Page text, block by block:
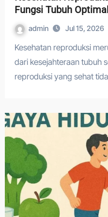
Fungsi Tubuh Optimal
admin Jul 15, 2026
Kesehatan reproduksi merupakan bagian penting
dari kesejahteraan tubuh
reproduksi yang sehat